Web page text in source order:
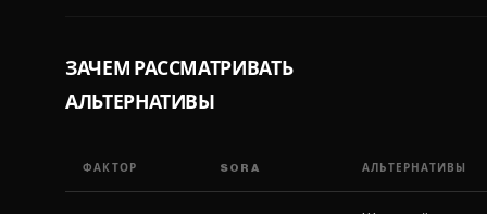
ЗАЧЕМ РАССМАТРИВАТЬ
АЛЬТЕРНАТИВЫ
ФАКТОР SORA АЛЬТЕРНАТИВЫ